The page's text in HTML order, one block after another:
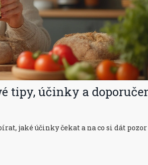
tipy, účinky a
jaké účinky čekat a na co si dát pozor